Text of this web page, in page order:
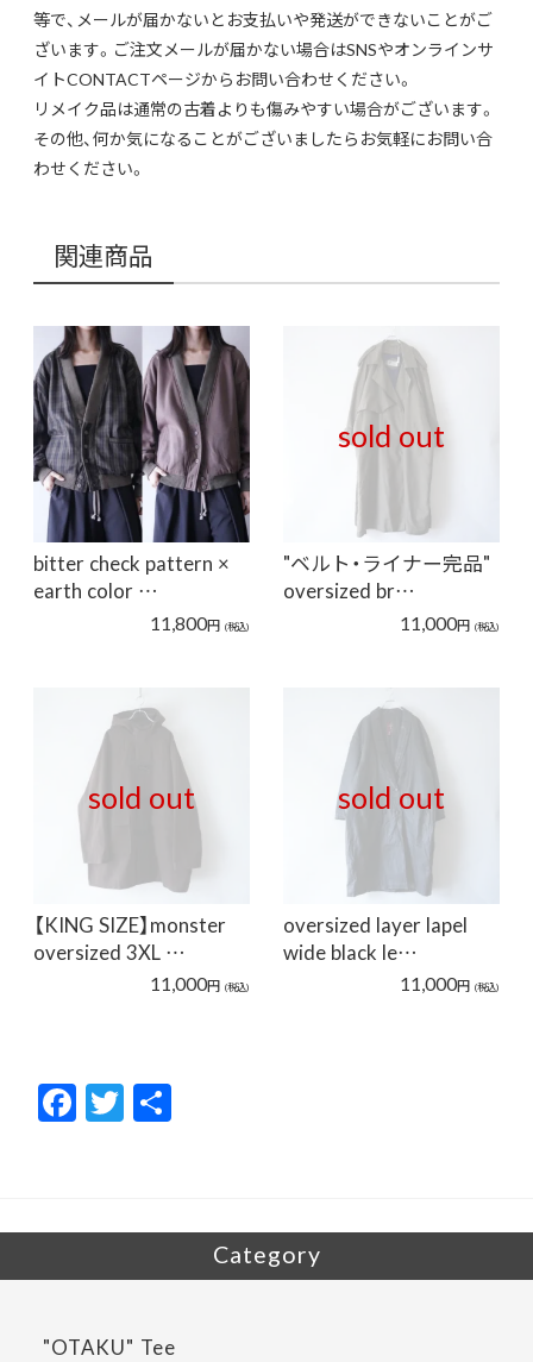
等で、メールが届かないとお支払いや発送ができないことがご
ざいます。ご注文メールが届かない場合はSNSやオンラインサ
イトCONTACTページからお問い合わせください。
リメイク品は通常の古着よりも傷みやすい場合がございます。
その他、何か気になることがございましたらお気軽にお問い合
わせください。
関連商品
bitter check pattern ×
earth color …
11,800円 (税込)
sold out
"ベルト・ライナー完品"
oversized br…
11,000円 (税込)
sold out
【KING SIZE】monster
oversized 3XL …
11,000円 (税込)
sold out
oversized layer lapel
wide black le…
11,000円 (税込)
F
ac
o
k
T
w
Category
"OTAKU" Tee